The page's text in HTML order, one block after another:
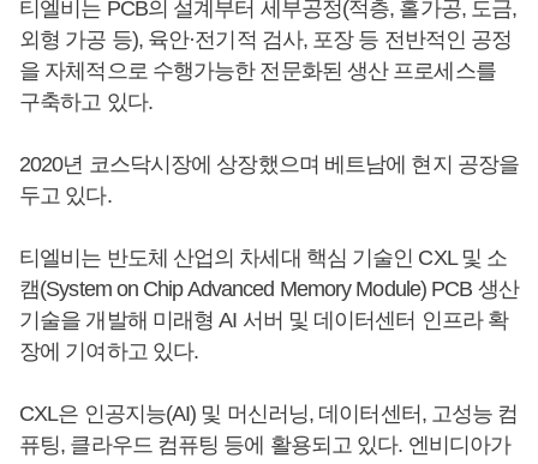
티엘비는 PCB의 설계부터 세부공정(적층, 홀가공, 도금,
외형 가공 등), 육안·전기적 검사, 포장 등 전반적인 공정
을 자체적으로 수행가능한 전문화된 생산 프로세스를
구축하고 있다.
2020년 코스닥시장에 상장했으며 베트남에 현지 공장을
두고 있다.
티엘비는 반도체 산업의 차세대 핵심 기술인 CXL 및 소
캠(System on Chip Advanced Memory Module) PCB 생산
기술을 개발해 미래형 AI 서버 및 데이터센터 인프라 확
장에 기여하고 있다.
CXL은 인공지능(AI) 및 머신러닝, 데이터센터, 고성능 컴
퓨팅, 클라우드 컴퓨팅 등에 활용되고 있다. 엔비디아가